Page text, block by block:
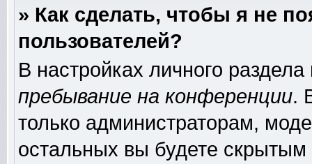
» Как сделать, чтобы я не
пользователей?
В настройках личного
пребывание на конференции.
только администраторам,
остальных вы будете скрытым